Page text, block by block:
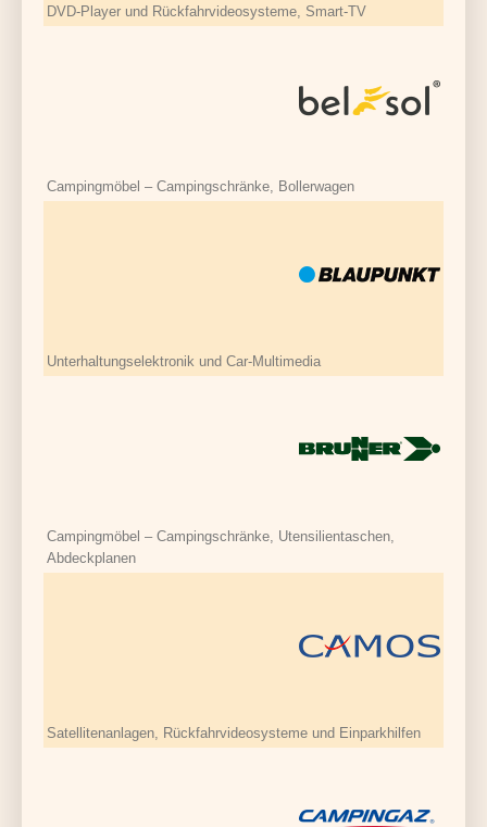
DVD-Player und Rückfahrvideosysteme, Smart-TV
Campingmöbel – Campingschränke, Bollerwagen
Unterhaltungselektronik und Car-Multimedia
Campingmöbel – Campingschränke, Utensilientaschen,
Abdeckplanen
Satellitenanlagen, Rückfahrvideosysteme und Einparkhilfen